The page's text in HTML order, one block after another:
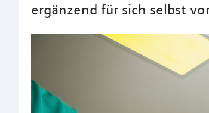
ergänzend für sich selbst